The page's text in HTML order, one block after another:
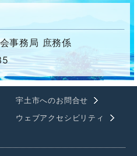
事務局 庶務係
宇土市へのお問合せ
ウェブアクセシビリティ